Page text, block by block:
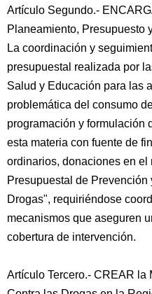
Artículo Segundo.-
Planeamiento, Presupuesto
La coordinación y
presupuestal realizada por
Salud y Educación para las
problemática del consumo
programación y formulación
esta materia con fuente de
ordinarios, donaciones en el
Presupuestal de
Drogas", requiriéndose
mecanismos que aseguren
cobertura de intervención.
Artículo Tercero.- CREAR la